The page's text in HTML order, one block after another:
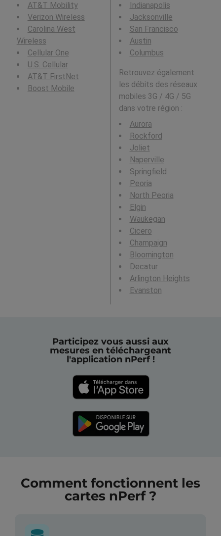
AT&T Mobility
Verizon Wireless
Carolina West
Wireless
Cellular One
U.S. Cellular
AT&T FirstNet
Boost Mobile
Indianapolis
Jacksonville
San Francisco
Austin
Columbus
Retrouvez également
les débits des réseaux
mobiles 3G / 4G / 5G
dans votre région :
Aurora
Rockford
Joliet
Naperville
Springfield
Peoria
North Peoria
Elgin
Waukegan
Cicero
Champaign
Bloomington
Decatur
Arlington Heights
Evanston
Participez vous aussi aux
mesures en téléchargeant
l'application nPerf !
Comment fonctionnent les
cartes nPerf ?